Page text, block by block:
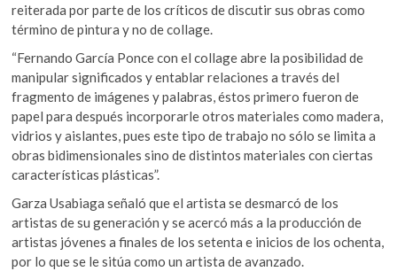
reiterada por parte de los críticos de discutir sus obras como
término de pintura y no de collage.
“Fernando García Ponce con el collage abre la posibilidad de
manipular significados y entablar relaciones a través del
fragmento de imágenes y palabras, éstos primero fueron de
papel para después incorporarle otros materiales como madera,
vidrios y aislantes, pues este tipo de trabajo no sólo se limita a
obras bidimensionales sino de distintos materiales con ciertas
características plásticas”.
Garza Usabiaga señaló que el artista se desmarcó de los
artistas de su generación y se acercó más a la producción de
artistas jóvenes a finales de los setenta e inicios de los ochenta,
por lo que se le sitúa como un artista de avanzado.